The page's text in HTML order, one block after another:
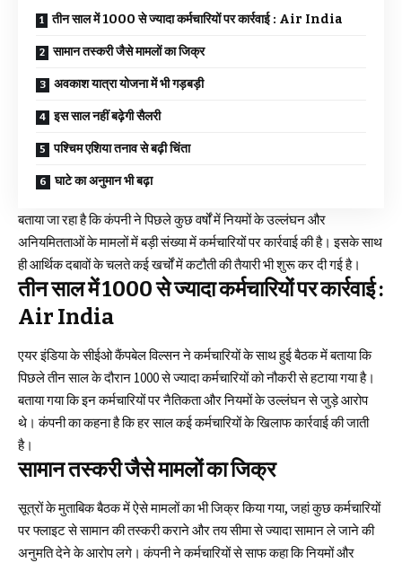
तीन साल में 1000 से ज्यादा कर्मचारियों पर कार्रवाई : Air India
सामान तस्करी जैसे मामलों का जिक्र
अवकाश यात्रा योजना में भी गड़बड़ी
इस साल नहीं बढ़ेगी सैलरी
पश्चिम एशिया तनाव से बढ़ी चिंता
घाटे का अनुमान भी बढ़ा
बताया जा रहा है कि कंपनी ने पिछले कुछ वर्षों में नियमों के उल्लंघन और
अनियमितताओं के मामलों में बड़ी संख्या में कर्मचारियों पर कार्रवाई की है। इसके साथ
ही आर्थिक दबावों के चलते कई खर्चों में कटौती की तैयारी भी शुरू कर दी गई है।
तीन साल में 1000 से ज्यादा कर्मचारियों पर कार्रवाई :
Air India
एयर इंडिया के सीईओ कैंपबेल विल्सन ने कर्मचारियों के साथ हुई बैठक में बताया कि
पिछले तीन साल के दौरान 1000 से ज्यादा कर्मचारियों को नौकरी से हटाया गया है।
बताया गया कि इन कर्मचारियों पर नैतिकता और नियमों के उल्लंघन से जुड़े आरोप
थे। कंपनी का कहना है कि हर साल कई कर्मचारियों के खिलाफ कार्रवाई की जाती
है।
सामान तस्करी जैसे मामलों का जिक्र
सूत्रों के मुताबिक बैठक में ऐसे मामलों का भी जिक्र किया गया, जहां कुछ कर्मचारियों
पर फ्लाइट से सामान की तस्करी कराने और तय सीमा से ज्यादा सामान ले जाने की
अनुमति देने के आरोप लगे। कंपनी ने कर्मचारियों से साफ कहा कि नियमों और